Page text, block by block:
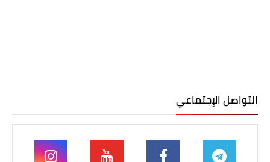
التواصل الإجتماعي